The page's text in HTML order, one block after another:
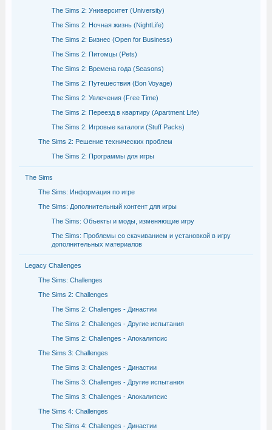
The Sims 2: Университет (University)
The Sims 2: Ночная жизнь (NightLife)
The Sims 2: Бизнес (Open for Business)
The Sims 2: Питомцы (Pets)
The Sims 2: Времена года (Seasons)
The Sims 2: Путешествия (Bon Voyage)
The Sims 2: Увлечения (Free Time)
The Sims 2: Переезд в квартиру (Apartment Life)
The Sims 2: Игровые каталоги (Stuff Packs)
The Sims 2: Решение технических проблем
The Sims 2: Программы для игры
The Sims
The Sims: Информация по игре
The Sims: Дополнительный контент для игры
The Sims: Объекты и моды, изменяющие игру
The Sims: Проблемы со скачиванием и установкой в игру
дополнительных материалов
Legacy Challenges
The Sims: Challenges
The Sims 2: Challenges
The Sims 2: Challenges - Династии
The Sims 2: Challenges - Другие испытания
The Sims 2: Challenges - Апокалипсис
The Sims 3: Challenges
The Sims 3: Challenges - Династии
The Sims 3: Challenges - Другие испытания
The Sims 3: Challenges - Апокалипсис
The Sims 4: Challenges
The Sims 4: Challenges - Династии